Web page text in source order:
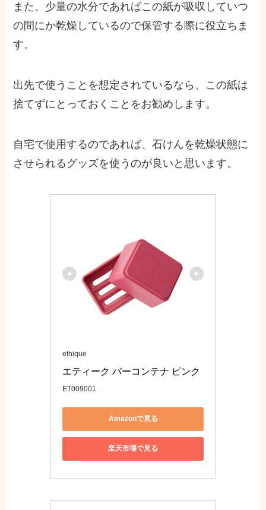
また、少量の水分であればこの紙が吸収していつ
の間にか乾燥しているので保管する際に役立ちま
す。
出先で使うことを想定されているなら、この紙は
捨てずにとっておくことをお勧めします。
自宅で使用するのであれば、石けんを乾燥状態に
させられるグッズを使うのが良いと思います。
ethique
エティーク バーコンテナ ピンク
ET009001
Amazonで見る
楽天市場で見る